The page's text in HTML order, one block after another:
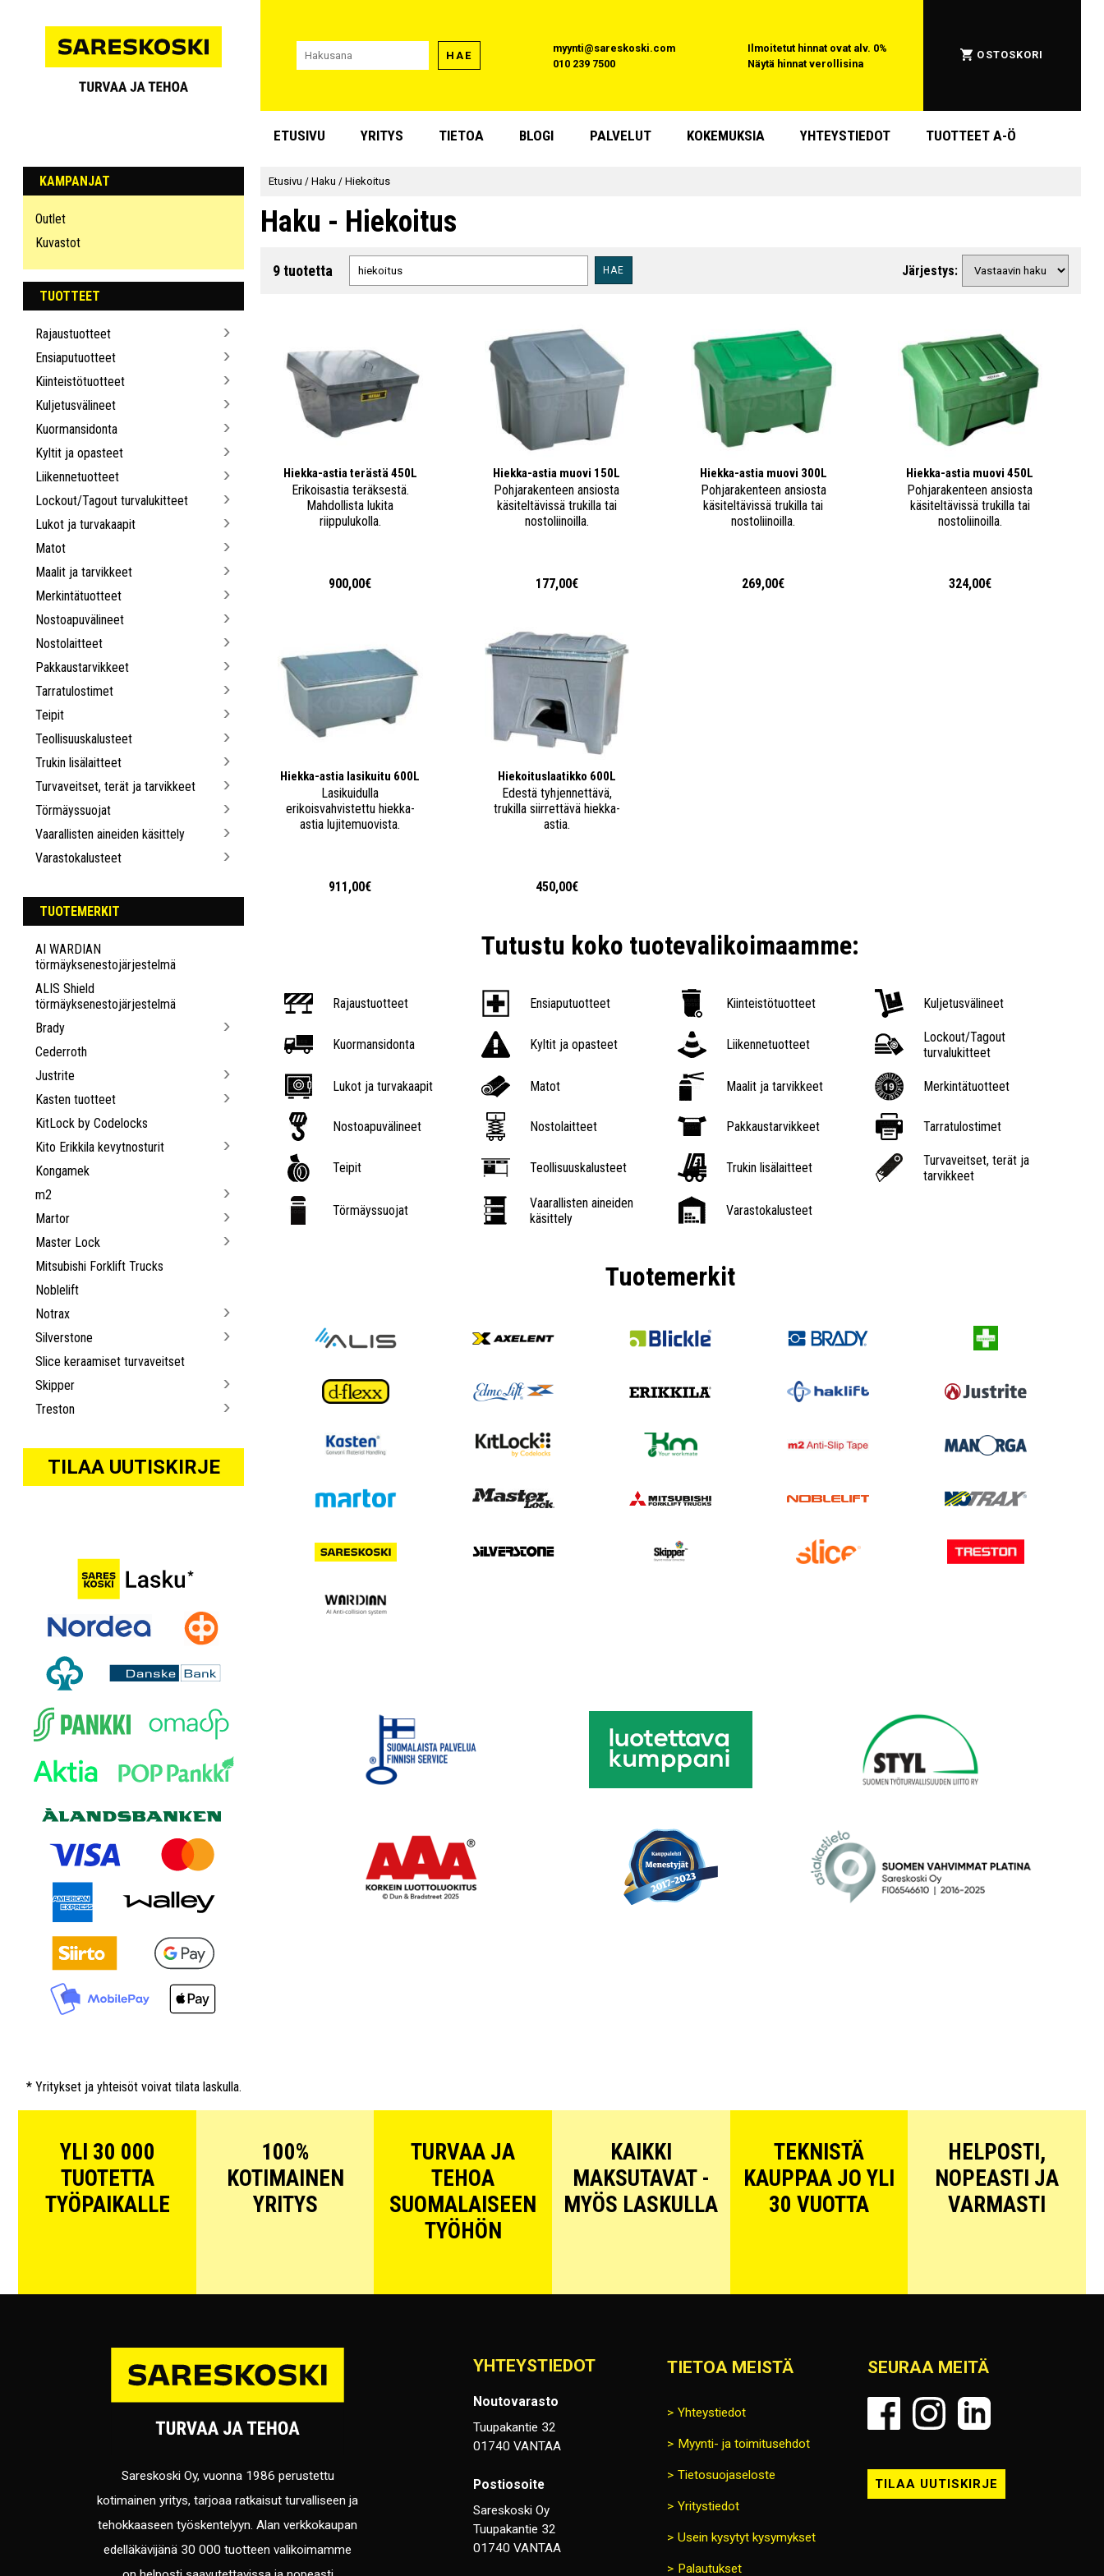
HAE
myynti@sareskoski.com
010 239 7500
Ilmoitetut hinnat ovat alv. 0%
Näytä hinnat verollisina
OSTOSKORI
ETUSIVU YRITYS TIETOA BLOGI PALVELUT KOKEMUKSIA YHTEYSTIEDOT TUOTTEET A-Ö
KAMPANJAT
Outlet
Kuvastot
TUOTTEET
Rajaustuotteet
Ensiaputuotteet
Kiinteistötuotteet
Kuljetusvälineet
Kuormansidonta
Kyltit ja opasteet
Liikennetuotteet
Lockout/Tagout turvalukitteet
Lukot ja turvakaapit
Matot
Maalit ja tarvikkeet
Merkintätuotteet
Nostoapuvälineet
Nostolaitteet
Pakkaustarvikkeet
Tarratulostimet
Teipit
Teollisuuskalusteet
Trukin lisälaitteet
Turvaveitset, terät ja tarvikkeet
Törmäyssuojat
Vaarallisten aineiden käsittely
Varastokalusteet
TUOTEMERKIT
AI WARDIAN
törmäyksenestojärjestelmä
ALIS Shield
törmäyksenestojärjestelmä
Brady
Cederroth
Justrite
Kasten tuotteet
KitLock by Codelocks
Kito Erikkila kevytnosturit
Kongamek
m2
Martor
Master Lock
Mitsubishi Forklift Trucks
Noblelift
Notrax
Silverstone
Slice keraamiset turvaveitset
Skipper
Treston
TILAA UUTISKIRJE
* Yritykset ja yhteisöt voivat tilata laskulla.
Etusivu /Haku /Hiekoitus
Haku - Hiekoitus
9 tuotetta HAE Järjestys:
Hiekka-astia terästä 450L
Erikoisastia teräksestä.
Mahdollista lukita
riippulukolla.
900,00€
Hiekka-astia muovi 150L
Pohjarakenteen ansiosta
käsiteltävissä trukilla tai
nostoliinoilla.
177,00€
Hiekka-astia muovi 300L
Pohjarakenteen ansiosta
käsiteltävissä trukilla tai
nostoliinoilla.
269,00€
Hiekka-astia muovi 450L
Pohjarakenteen ansiosta
käsiteltävissä trukilla tai
nostoliinoilla.
324,00€
Hiekka-astia lasikuitu 600L
Lasikuidulla
erikoisvahvistettu hiekka-
astia lujitemuovista.
911,00€
Hiekoituslaatikko 600L
Edestä tyhjennettävä,
trukilla siirrettävä hiekka-
astia.
450,00€
Tutustu koko tuotevalikoimaamme:
Rajaustuotteet Ensiaputuotteet Kiinteistötuotteet Kuljetusvälineet
Kuormansidonta Kyltit ja opasteet Liikennetuotteet
Lockout/Tagout
turvalukitteet
Lukot ja turvakaapit Matot Maalit ja tarvikkeet Merkintätuotteet
Nostoapuvälineet Nostolaitteet Pakkaustarvikkeet Tarratulostimet
Teipit Teollisuuskalusteet Trukin lisälaitteet
Turvaveitset, terät ja
tarvikkeet
Törmäyssuojat
Vaarallisten aineiden
käsittely
Varastokalusteet
Tuotemerkit
YLI 30 000
TUOTETTA
TYÖPAIKALLE
100%
KOTIMAINEN
YRITYS
TURVAA JA
TEHOA
SUOMALAISEEN
TYÖHÖN
KAIKKI
MAKSUTAVAT -
MYÖS LASKULLA
TEKNISTÄ
KAUPPAA JO YLI
30 VUOTTA
HELPOSTI,
NOPEASTI JA
VARMASTI
Sareskoski Oy, vuonna 1986 perustettu
kotimainen yritys, tarjoaa ratkaisut turvalliseen ja
tehokkaaseen työskentelyyn. Alan verkkokaupan
edelläkävijänä 30 000 tuotteen valikoimamme
YHTEYSTIEDOT
Noutovarasto
Tuupakantie 32
01740 VANTAA
Postiosoite
Sareskoski Oy
Tuupakantie 32
01740 VANTAA
TIETOA MEISTÄ
Yhteystiedot
Myynti- ja toimitusehdot
Tietosuojaseloste
Yritystiedot
Usein kysytyt kysymykset
Palautukset
SEURAA MEITÄ
TILAA UUTISKIRJE